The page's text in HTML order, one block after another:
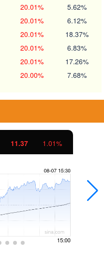
20.01% 5.62%
20.01% 6.12%
20.01% 18.37%
20.01% 6.83%
20.01% 17.26%
20.00% 7.68%
11.37 1.01%